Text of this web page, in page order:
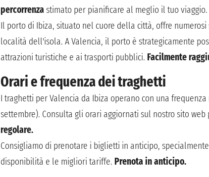
percorrenzastimato per pianificare al meglio il tuo viaggio.
Il porto di Ibiza, situato nel cuore della città, offre
località dell'isola. A Valencia, il porto è strategicamente
attrazioni turistiche e ai trasporti pubblici. Facilmente
Orari e frequenza dei traghetti
I traghetti per Valencia da Ibiza operano con una
settembre). Consulta gli orari aggiornati sul nostro sito
regolare.
Consigliamo di prenotare i biglietti in anticipo,
disponibilità e le migliori tariffe. Prenota in anticipo.